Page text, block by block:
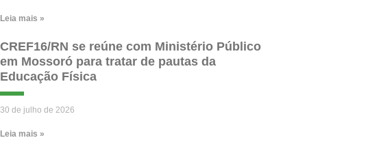
Leia mais »
CREF16/RN se reúne com Ministério Público
em Mossoró para tratar de pautas da
Educação Física
30 de julho de 2026
Leia mais »